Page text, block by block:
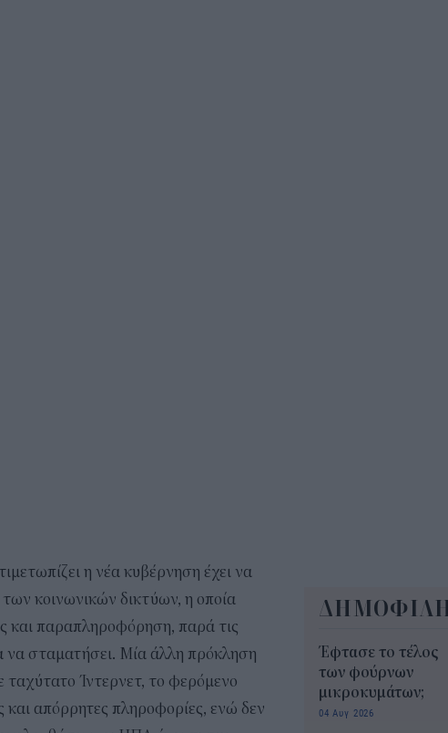
η νέα κυβέρνηση έχει να
των κοινωνικών δικτύων, η οποία
και παραπληροφόρηση, παρά τις
να σταματήσει. Μία άλλη πρόκληση
Ίντερνετ, το φερόμενο
και απόρρητες πληροφορίες, ενώ δεν
Έφτασε το τέλος
των φούρνων
μικροκυμάτων;
04 Αυγ 2026